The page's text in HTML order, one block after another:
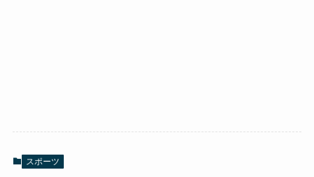
スポーツ